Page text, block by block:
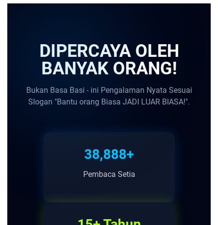
DIPERCAYA OLEH
BANYAK ORANG!
Bukan Basa Basi - ini Pengalaman Nyata Sesuai
Slogan "Bantu orang Biasa JADI LUAR BIASA!".
38,888+
Pembaca Setia